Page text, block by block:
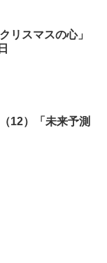
リスマスの心」
12）「未来予測